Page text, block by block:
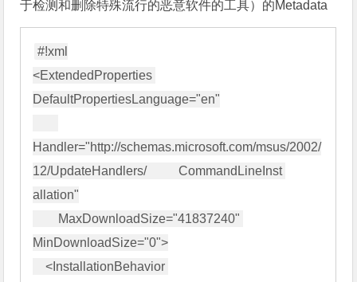
于检测和删除特殊流行的恶意软件的工具）的Metadata
#!xml
<ExtendedProperties
DefaultPropertiesLanguage="en"
Handler="http://schemas.microsoft.com/msus/2002/
12/UpdateHandlers/          CommandLineInst
allation"
MinDownloadSize="0">
    <InstallationBehavior